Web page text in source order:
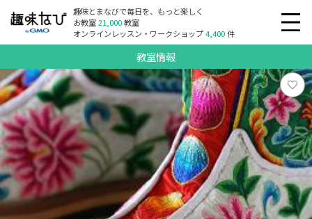
趣味とまなびで毎日を、もっと楽しく
お教室21,000教室
オンラインレッスン・ワークショップ4,400件
教室情報